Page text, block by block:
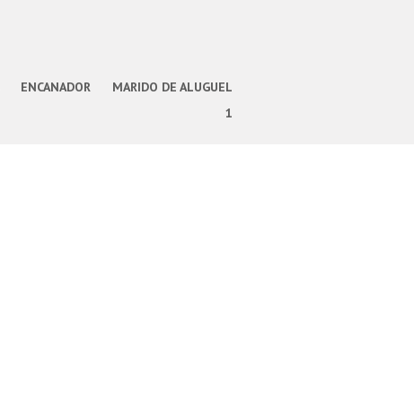
ENCANADOR
MARIDO DE ALUGUEL
1